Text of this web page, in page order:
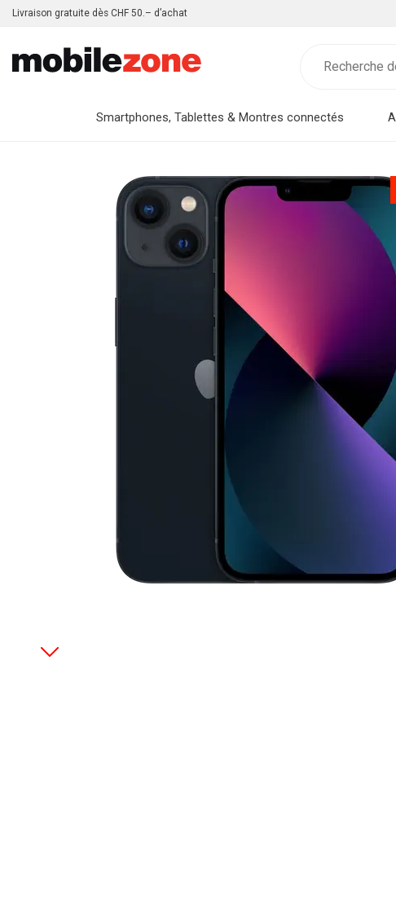
Livraison gratuite dès CHF 50.– d’achat
Smartphones, Tablettes & Montres connectés